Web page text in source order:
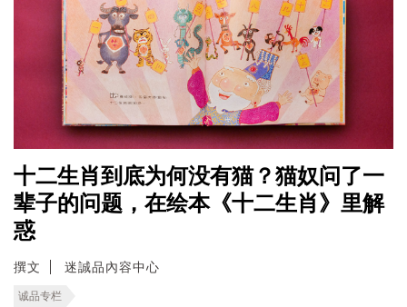
十二生肖到底为何没有猫？猫奴问了一
辈子的问题，在绘本《十二生肖》里解
惑
撰文 迷誠品內容中心
诚品专栏